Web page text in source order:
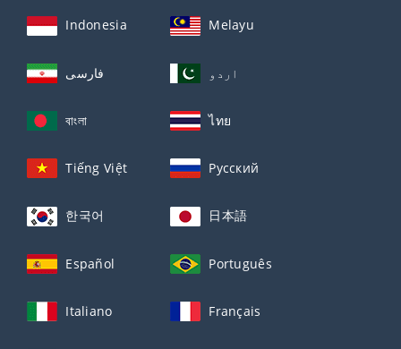
Indonesia Melayu
فارسی اردو
বাংলা ไทย
Tiếng Việt Русский
한국어 日本語
Español Português
Italiano Français